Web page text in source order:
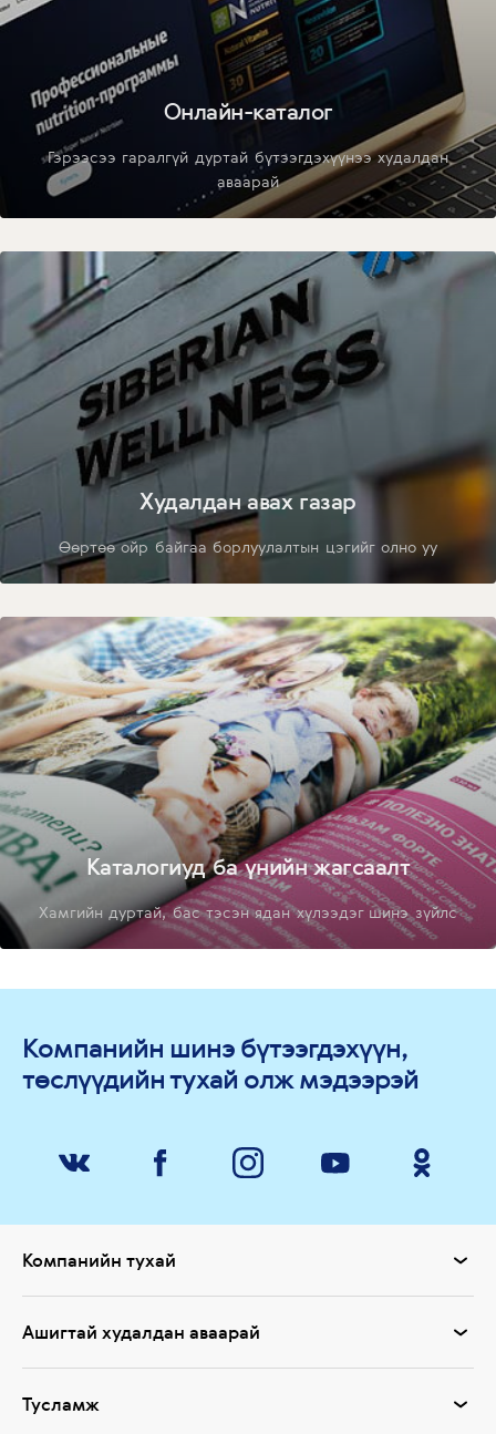
Онлайн-каталог
Гэрээсээ гаралгүй дуртай бүтээгдэхүүнээ худалдан
аваарай
Худалдан авах газар
Өөртөө ойр байгаа борлуулалтын цэгийг олно уу
Каталогиуд ба үнийн жагсаалт
Хамгийн дуртай, бас тэсэн ядан хүлээдэг шинэ зүйлс
Компанийн шинэ бүтээгдэхүүн,
төслүүдийн тухай олж мэдээрэй
Компанийн тухай
Ашигтай худалдан аваарай
Тусламж